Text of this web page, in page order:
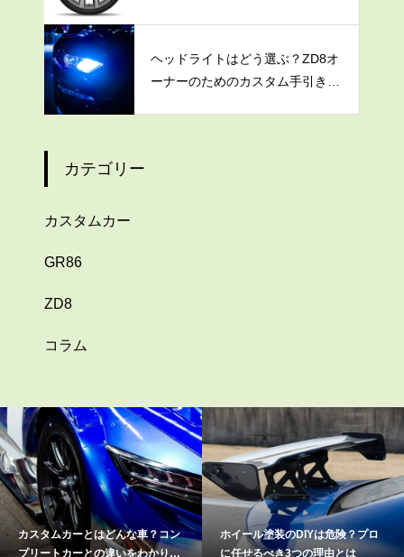
ヘッドライトはどう選ぶ？ZD8オ
ーナーのためのカスタム手引き
カテゴリー
カスタムカー
GR86
ZD8
コラム
車？コン
わかりや
ホイール塗装のDIYは危険？プロ
に任せるべき3つの理由とは
SUPERGT【鈴鹿】
と魅力、アクセス方